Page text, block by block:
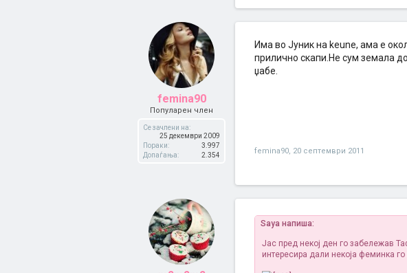
femina90
Популарен член
Се зачлени на:
25 декември 2009
Пораки:
3.997
Допаѓања:
2.354
Има во Јуник на keune, ама е
прилично скапи.Не сум земала
џабе.
femina90, 20 септември 2011
Saya напиша:
Јас пред некој ден го забележав
интересира дали некоја феминка